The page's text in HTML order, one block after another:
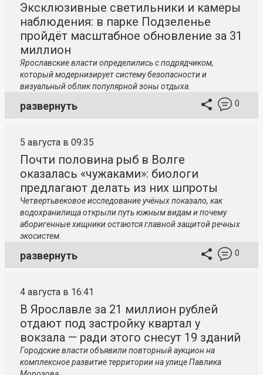
Эксклюзивные светильники и камеры
наблюдения: в парке Подзеленье
пройдёт масштабное обновление за 31
миллион
Ярославские власти определились с подрядчиком,
который модернизирует систему безопасности и
визуальный облик популярной зоны отдыха.
развернуть 0
5 августа в 09:35
Почти половина рыб в Волге
оказалась «чужаками»: биологи
предлагают делать из них шпроты
Четвертьвековое исследование учёных показало, как
водохранилища открыли путь южным видам и почему
аборигенные хищники остаются главной защитой речных
экосистем.
развернуть 0
4 августа в 16:41
В Ярославле за 21 миллион рублей
отдают под застройку квартал у
вокзала — ради этого снесут 19 зданий
Городские власти объявили повторный аукцион на
комплексное развитие территории на улице Павлика